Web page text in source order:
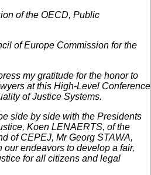
of the OECD, Public
of Europe Commission for the
my gratitude for the honor to
at this High-Level Conference
of Justice Systems.
side by side with the Presidents
Koen LENAERTS, of the
of CEPEJ, Mr Georg STAWA,
endeavors to develop a fair,
for all citizens and legal